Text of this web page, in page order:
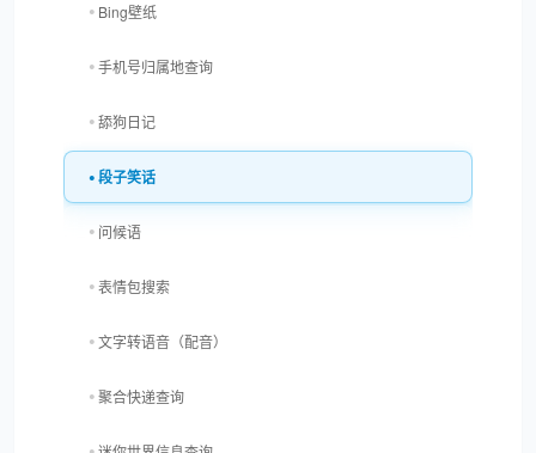
Bing壁纸
手机号归属地查询
舔狗日记
段子笑话
问候语
表情包搜索
文字转语音（配音）
聚合快递查询